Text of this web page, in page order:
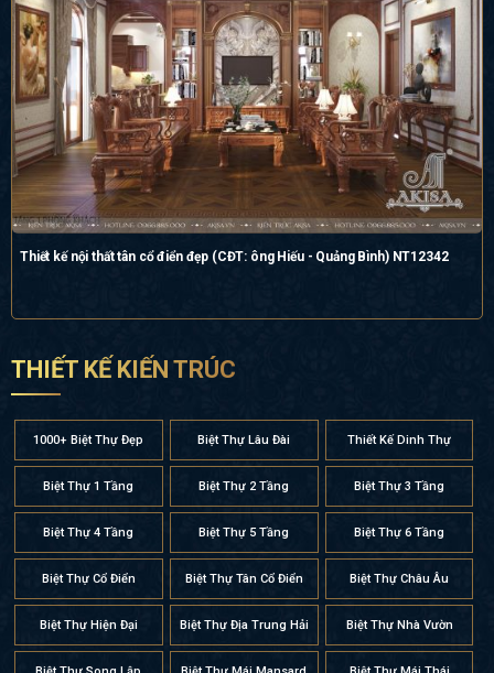
Thiết kế nội thất tân cổ điển đẹp (CĐT: ông Hiếu - Quảng Bình) NT12342
THIẾT KẾ KIẾN TRÚC
1000+ Biệt Thự Đẹp Biệt Thự Lâu Đài Thiết Kế Dinh Thự
Biệt Thự 1 Tầng Biệt Thự 2 Tầng Biệt Thự 3 Tầng
Biệt Thự 4 Tầng Biệt Thự 5 Tầng Biệt Thự 6 Tầng
Biệt Thự Cổ Điển Biệt Thự Tân Cổ Điển Biệt Thự Châu Âu
Biệt Thự Hiện Đại Biệt Thự Địa Trung Hải Biệt Thự Nhà Vườn